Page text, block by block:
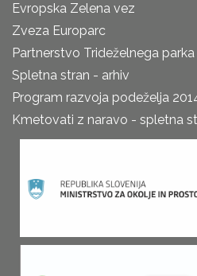
Evropska Zelena vez
Zveza Europarc
Partnerstvo Trideželnega
Spletna stran - arhiv
Program razvoja podeželja
Kmetovati z naravo - spletna